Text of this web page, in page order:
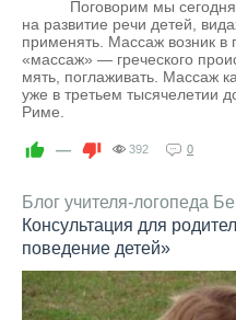
Поговорим мы сегодня
на развитие речи детей,
применять. Массаж возник в
«массаж» — греческого
мять, поглаживать. Массаж
уже в третьем тысячелетии
Риме.
— 392 0
Блог учителя-логопеда
Консультация для
поведение детей»